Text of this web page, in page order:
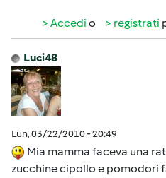
Accedi o registrati
Luci48
Lun, 03/22/2010 - 20:49
Mia mamma faceva una
zucchine cipollo e pomodori